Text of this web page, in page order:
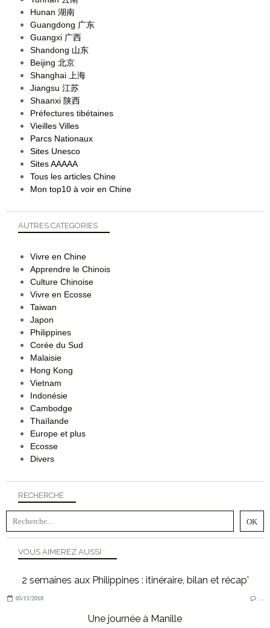
RECHERCHE
VOUS AIMEREZ AUSSI :
2 semaines aux Philippines : itinéraire, bilan et récap'
05/11/2018
Une journée à Manille
Hunan 湖南
Guangdong 广东
Guangxi 广西
Shandong 山东
Beijing 北京
Shanghai 上海
Jiangsu 江苏
Shaanxi 陕西
Préfectures tibétaines
Vieilles Villes
Parcs Nationaux
Sites Unesco
Sites AAAAA
Tous les articles Chine
Mon top10 à voir en Chine
AUTRES CATEGORIES
Vivre en Chine
Apprendre le Chinois
Culture Chinoise
Vivre en Ecosse
Taiwan
Japon
Philippines
Corée du Sud
Malaisie
Hong Kong
Vietnam
Indonésie
Cambodge
Thaïlande
Europe et plus
Ecosse
Divers